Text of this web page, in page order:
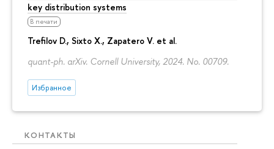
key distribution systems
В печати
Trefilov D., Sixto X., Zapatero V. et al.
quant-ph. arXiv. Cornell University, 2024. No. 00709.
Избранное
КОНТАКТЫ